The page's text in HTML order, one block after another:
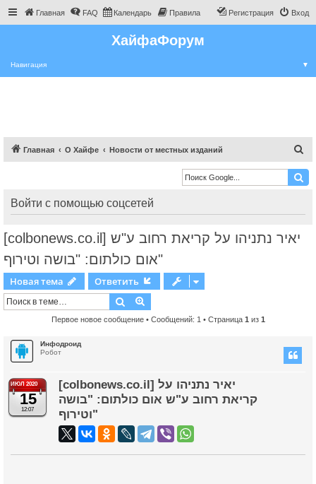
Главная FAQ Календарь Правила Вход
Регистрация
ХайфаФорум
Навигация ▼
Главная О Хайфе Новости от местных изданий
и
к
Войти с помощью соцсетей
[colbonews.co.il] יאיר נתניהו על קריאת רחוב ע"ש
אום כולתום: "בושה וטירוף"
Новая тема
Ответить
Поиск
Первое новое сообщение• Сообщений: 1 • Страница 1 из 1
Инфодроид
Робот
ИЮЛ 2020
15
12:07
[colbonews.co.il] יאיר נתניהו על
קריאת רחוב ע"ש אום כולתום: "בושה
וטירוף"